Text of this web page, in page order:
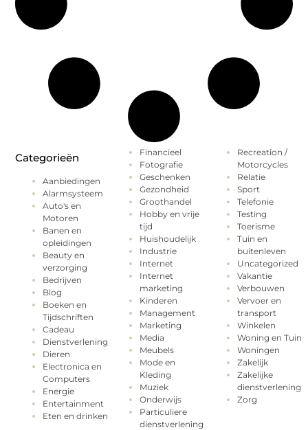
Categorieën
Aanbiedingen
Alarmsysteem
Auto's en
Motoren
Banen en
opleidingen
Beauty en
verzorging
Bedrijven
Blog
Boeken en
Tijdschriften
Cadeau
Dienstverlening
Dieren
Electronica en
Computers
Energie
Entertainment
Eten en drinken
Financieel
Fotografie
Geschenken
Gezondheid
Groothandel
Hobby en vrije
tijd
Huishoudelijk
Industrie
Internet
Internet
marketing
Kinderen
Management
Marketing
Media
Meubels
Mode en
Kleding
Muziek
Onderwijs
Particuliere
dienstverlening
Recreation /
Motorcycles
Relatie
Sport
Telefonie
Testing
Toerisme
Tuin en
buitenleven
Uncategorized
Vakantie
Verbouwen
Vervoer en
transport
Winkelen
Woning en Tuin
Woningen
Zakelijk
Zakelijke
dienstverlening
Zorg